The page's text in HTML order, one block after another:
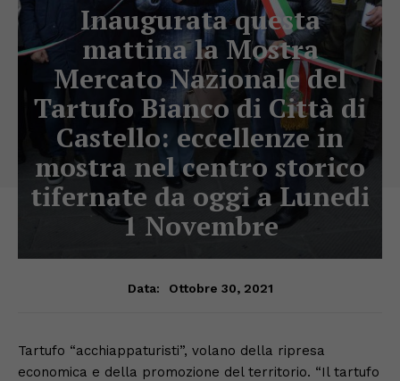
Inaugurata questa
mattina la Mostra
Mercato Nazionale del
Tartufo Bianco di Città di
Castello: eccellenze in
mostra nel centro storico
tifernate da oggi a Lunedi
1 Novembre
Data: Ottobre 30, 2021
Tartufo “acchiappaturisti”, volano della ripresa
economica e della promozione del territorio. “Il tartufo